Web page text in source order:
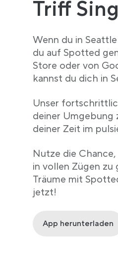
Triff
Wenn du in
du auf Spotted
Store oder von
kannst du dich in
Unser
deiner Umgebung
deiner Zeit im
Nutze die
in vollen Zügen
Träume mit
jetzt!
App herunterladen